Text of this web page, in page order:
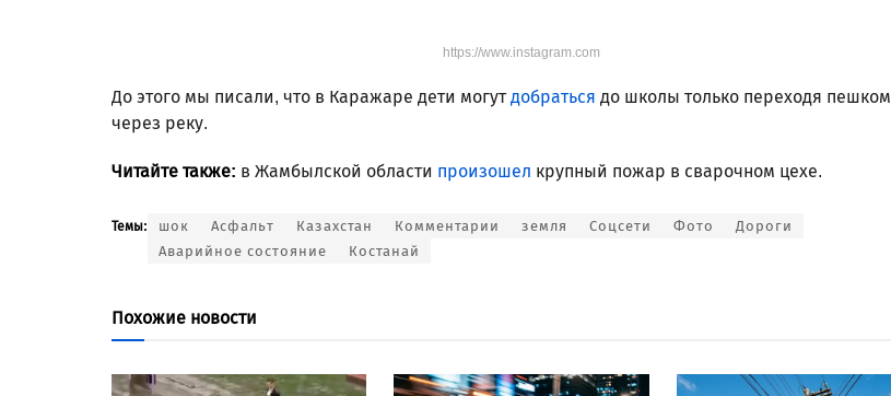
https://www.instagram.com
До этого мы писали, что в Каражаре дети могутдобраться до школы только переходя пешком
через реку.
Читайте также: в Жамбылской области произошел крупный пожар в сварочном цехе.
Темы: шок Асфальт Казахстан Комментарии земля Соцсети Фото
Дороги
Аварийное состояние
Костанай
Похожие новости